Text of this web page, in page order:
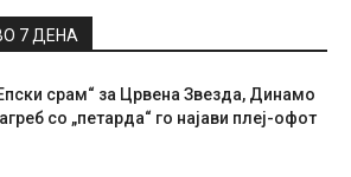
7 ДЕНА
срам“ за Црвена Звезда, Динамо
со „петарда“ го најави плеј-офот